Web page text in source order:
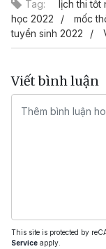
Tag: lịch thi
học 2022
mốc
tuyển sinh 2022
Viết bình luận
This site is protected by
Service apply.